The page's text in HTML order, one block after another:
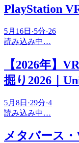
PlayStation
5月16日 ·5分·26
読み込み中…
【2026年】
掘り2026｜
5月8日 ·29分·4
読み込み中…
メタバース・